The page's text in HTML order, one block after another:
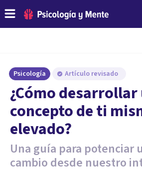
Psicología Artículo revisado
¿Cómo desarrollar
concepto de ti
elevado?
Una guía para potenciar
cambio desde nuestro